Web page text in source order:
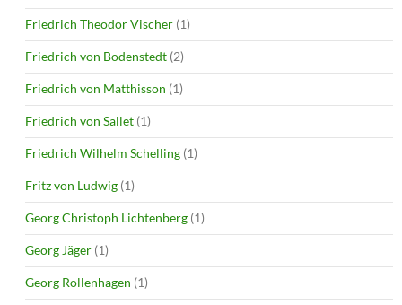
Friedrich Theodor Vischer (1)
Friedrich von Bodenstedt (2)
Friedrich von Matthisson (1)
Friedrich von Sallet (1)
Friedrich Wilhelm Schelling (1)
Fritz von Ludwig (1)
Georg Christoph Lichtenberg (1)
Georg Jäger (1)
Georg Rollenhagen (1)